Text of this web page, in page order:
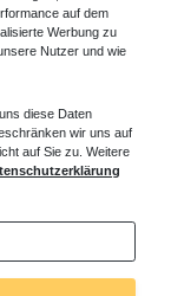
auf dem
Werbung zu
Nutzer und wie
diese Daten
wir uns auf
auf Sie zu. Weitere